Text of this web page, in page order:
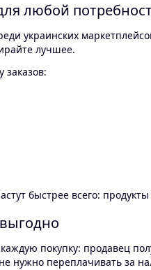
любой
украинских
лучшее.
заказов:
быстрее всего:
покупку: продавец
нужно переплачивать за